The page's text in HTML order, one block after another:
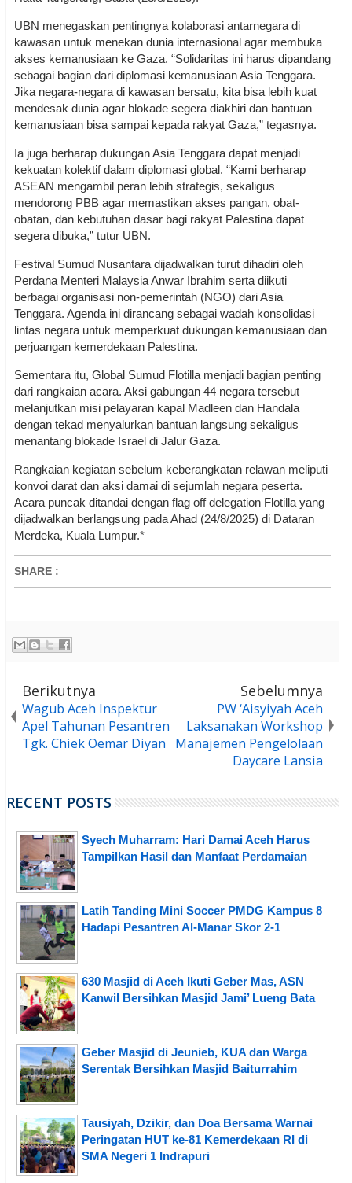
UBN menegaskan pentingnya kolaborasi antarnegara di
kawasan untuk menekan dunia internasional agar membuka
akses kemanusiaan ke Gaza. “Solidaritas ini harus dipandang
sebagai bagian dari diplomasi kemanusiaan Asia Tenggara.
Jika negara-negara di kawasan bersatu, kita bisa lebih kuat
mendesak dunia agar blokade segera diakhiri dan bantuan
kemanusiaan bisa sampai kepada rakyat Gaza,” tegasnya.
Ia juga berharap dukungan Asia Tenggara dapat menjadi
kekuatan kolektif dalam diplomasi global. “Kami berharap
ASEAN mengambil peran lebih strategis, sekaligus
mendorong PBB agar memastikan akses pangan, obat-
obatan, dan kebutuhan dasar bagi rakyat Palestina dapat
segera dibuka,” tutur UBN.
Festival Sumud Nusantara dijadwalkan turut dihadiri oleh
Perdana Menteri Malaysia Anwar Ibrahim serta diikuti
berbagai organisasi non-pemerintah (NGO) dari Asia
Tenggara. Agenda ini dirancang sebagai wadah konsolidasi
lintas negara untuk memperkuat dukungan kemanusiaan dan
perjuangan kemerdekaan Palestina.
Sementara itu, Global Sumud Flotilla menjadi bagian penting
dari rangkaian acara. Aksi gabungan 44 negara tersebut
melanjutkan misi pelayaran kapal Madleen dan Handala
dengan tekad menyalurkan bantuan langsung sekaligus
menantang blokade Israel di Jalur Gaza.
Rangkaian kegiatan sebelum keberangkatan relawan meliputi
konvoi darat dan aksi damai di sejumlah negara peserta.
Acara puncak ditandai dengan flag off delegation Flotilla yang
dijadwalkan berlangsung pada Ahad (24/8/2025) di Dataran
Merdeka, Kuala Lumpur.*
SHARE :
Berikutnya
Wagub Aceh Inspektur
Apel Tahunan Pesantren
Tgk. Chiek Oemar Diyan
Sebelumnya
PW ‘Aisyiyah Aceh
Laksanakan Workshop
Manajemen Pengelolaan
Daycare Lansia
RECENT POSTS
Syech Muharram: Hari Damai Aceh Harus
Tampilkan Hasil dan Manfaat Perdamaian
Latih Tanding Mini Soccer PMDG Kampus 8
Hadapi Pesantren Al-Manar Skor 2-1
630 Masjid di Aceh Ikuti Geber Mas, ASN
Kanwil Bersihkan Masjid Jami’ Lueng Bata
Geber Masjid di Jeunieb, KUA dan Warga
Serentak Bersihkan Masjid Baiturrahim
Tausiyah, Dzikir, dan Doa Bersama Warnai
Peringatan HUT ke-81 Kemerdekaan RI di
SMA Negeri 1 Indrapuri